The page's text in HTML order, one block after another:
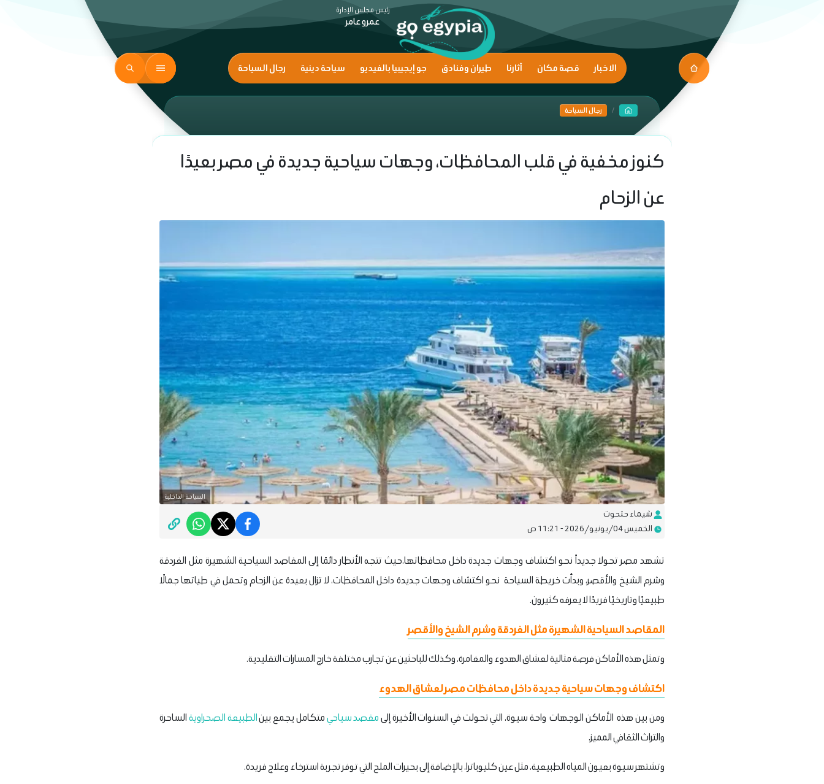
رئيس مجلس الإدارة
عمرو عامر
الاخبار قصة مكان آثارنا طيران وفنادق جو إيجيبيا بالفيديو سياحة دينية رجال السياحة
رجال السياحة
كنوز مخفية في قلب المحافظات، وجهات سياحية جديدة في مصر بعيدًا
عن الزحام
السياحة الداخلية
شيماء حتحوت
الخميس 04/يونيو/2026 - 11:21 ص
تشهد مصر تحولا جديداً نحو اكتشاف وجهات جديدة داخل محافظاتها،حيث تتجه الأنظار دائمًا إلى المقاصد السياحية الشهيرة مثل الغردقة
وشرم الشيخ والأقصر، وبدأت خريطة السياحة نحو اكتشاف وجهات جديدة داخل المحافظات، لا تزال بعيدة عن الزحام وتحمل في طياتها جمالًا
طبيعيًا وتاريخيًا فريدًا لا يعرفه كثيرون.
المقاصد السياحية الشهيرة مثل الغردقة وشرم الشيخ والأقصر
وتمثل هذه الأماكن فرصة مثالية لعشاق الهدوء والمغامرة، وكذلك للباحثين عن تجارب مختلفة خارج المسارات التقليدية.
اكتشاف وجهات سياحية جديدة داخل محافظات مصر لعشاق الهدوء
ومن بين هذه الأماكن الوجهات واحة سيوة، التي تحولت في السنوات الأخيرة إلىمقصد سياحيمتكامل يجمع بينالطبيعة الصحراويةالساحرة
والتراث الثقافي المميز.
وتشتهر سيوة بعيون المياه الطبيعية، مثل عين كليوباترا، بالإضافة إلى بحيرات الملح التي توفر تجربة استرخاء وعلاج فريدة.